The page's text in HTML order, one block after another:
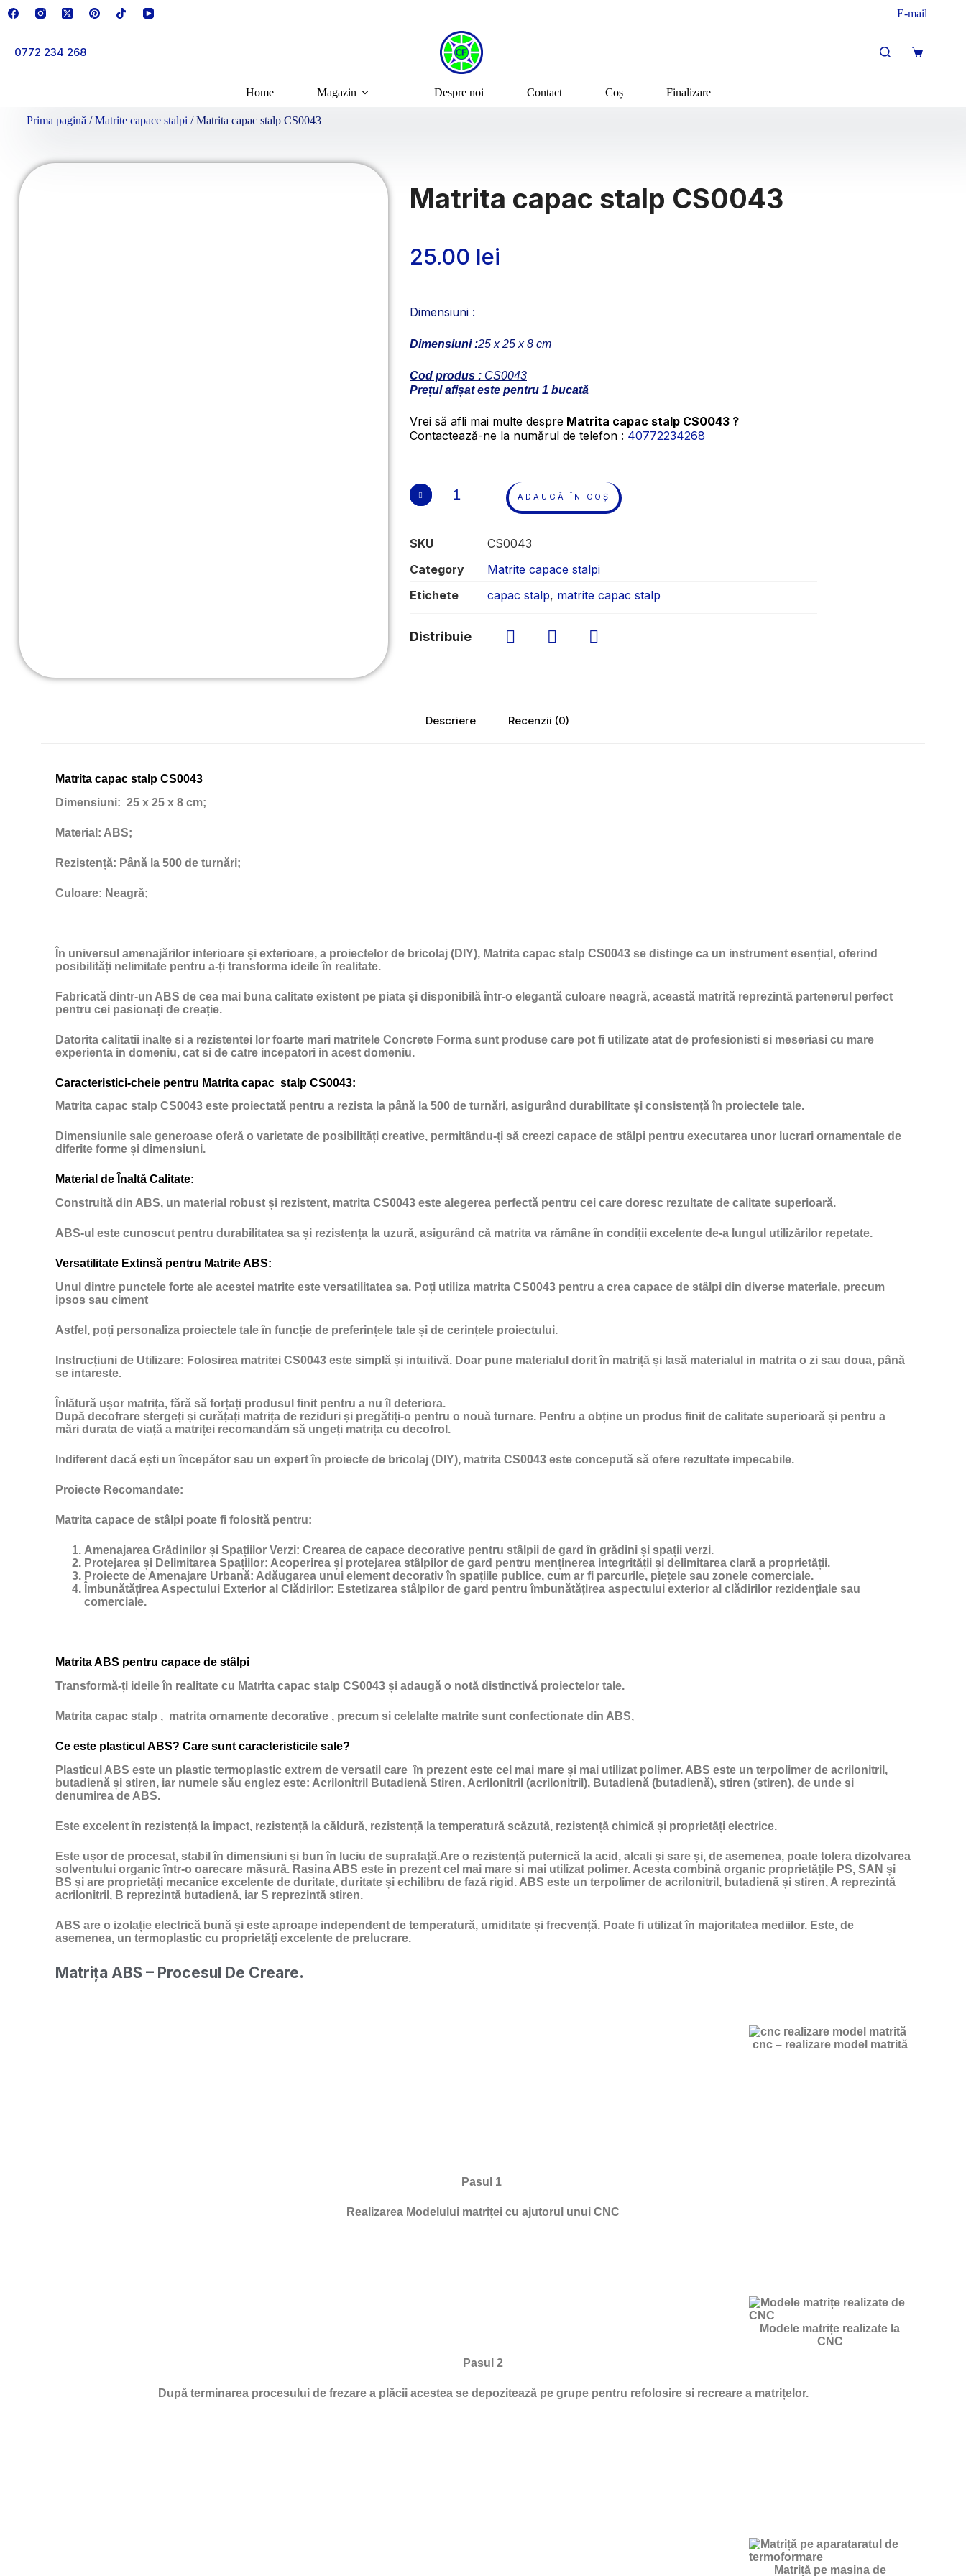
E-mail
0772 234 268
Home Magazin Despre noi Contact Coș Finalizare
Prima pagină /Matrite capace stalpi / Matrita capac stalp CS0043
Matrita capac stalp CS0043
25.00 lei
Dimensiuni :
Dimensiuni :25 x 25 x 8 cm
Cod produs : CS0043
Prețul afișat este pentru 1 bucată
Vrei să afli mai multe despre Matrita capac stalp CS0043 ?
Contactează-ne la numărul de telefon : 40772234268
ADAUGĂ ÎN COȘ
SKU
CS0043
Category
Matrite capace stalpi
Etichete
capac stalp, matrite capac stalp
Distribuie
Descriere Recenzii (0)
Matrita capac stalp CS0043
Dimensiuni: 25 x 25 x 8 cm;
Material: ABS;
Rezistență: Până la 500 de turnări;
Culoare: Neagră;
În universul amenajărilor interioare și exterioare, a proiectelor de bricolaj (DIY), Matrita capac stalp CS0043 se distinge ca un instrument esențial, oferind
posibilități nelimitate pentru a-ți transforma ideile în realitate.
Fabricată dintr-un ABS de cea mai buna calitate existent pe piata și disponibilă într-o elegantă culoare neagră, această matrită reprezintă partenerul perfect
pentru cei pasionați de creație.
Datorita calitatii inalte si a rezistentei lor foarte mari matritele Concrete Forma sunt produse care pot fi utilizate atat de profesionisti si meseriasi cu mare
experienta in domeniu, cat si de catre incepatori in acest domeniu.
Caracteristici-cheie pentru Matrita capac stalp CS0043:
Matrita capac stalp CS0043 este proiectată pentru a rezista la până la 500 de turnări, asigurând durabilitate și consistență în proiectele tale.
Dimensiunile sale generoase oferă o varietate de posibilități creative, permitându-ți să creezi capace de stâlpi pentru executarea unor lucrari ornamentale de
diferite forme și dimensiuni.
Material de Înaltă Calitate:
Construită din ABS, un material robust și rezistent, matrita CS0043 este alegerea perfectă pentru cei care doresc rezultate de calitate superioară.
ABS-ul este cunoscut pentru durabilitatea sa și rezistența la uzură, asigurând că matrita va rămâne în condiții excelente de-a lungul utilizărilor repetate.
Versatilitate Extinsă pentru Matrite ABS:
Unul dintre punctele forte ale acestei matrite este versatilitatea sa. Poți utiliza matrita CS0043 pentru a crea capace de stâlpi din diverse materiale, precum
ipsos sau ciment
Astfel, poți personaliza proiectele tale în funcție de preferințele tale și de cerințele proiectului.
Instrucțiuni de Utilizare: Folosirea matritei CS0043 este simplă și intuitivă. Doar pune materialul dorit în matriță și lasă materialul in matrita o zi sau doua, până
se intareste.
Înlătură ușor matrița, fără să forțați produsul finit pentru a nu îl deteriora.
După decofrare stergeți și curățați matrița de reziduri și pregătiți-o pentru o nouă turnare. Pentru a obține un produs finit de calitate superioară și pentru a
mări durata de viață a matriței recomandăm să ungeți matrița cu decofrol .
Indiferent dacă ești un începător sau un expert în proiecte de bricolaj (DIY), matrita CS0043 este concepută să ofere rezultate impecabile.
Proiecte Recomandate:
Matrita capace de stâlpi poate fi folosită pentru:
Amenajarea Grădinilor și Spațiilor Verzi: Crearea de capace decorative pentru stâlpii de gard în grădini și spații verzi.
Protejarea și Delimitarea Spațiilor: Acoperirea și protejarea stâlpilor de gard pentru menținerea integrității și delimitarea clară a proprietății.
Proiecte de Amenajare Urbană: Adăugarea unui element decorativ în spațiile publice, cum ar fi parcurile, piețele sau zonele comerciale.
Îmbunătățirea Aspectului Exterior al Clădirilor: Estetizarea stâlpilor de gard pentru îmbunătățirea aspectului exterior al clădirilor rezidențiale sau
comerciale.
Matrita ABS pentru capace de stâlpi
Transformă-ți ideile în realitate cu Matrita capac stalp CS0043 și adaugă o notă distinctivă proiectelor tale.
Matrita capac stalp , matrita ornamente decorative , precum si celelalte matrite sunt confectionate din ABS,
Ce este plasticul ABS? Care sunt caracteristicile sale?
Plasticul ABS este un plastic termoplastic extrem de versatil care în prezent este cel mai mare și mai utilizat polimer. ABS este un terpolimer de acrilonitril,
butadienă și stiren, iar numele său englez este: Acrilonitril Butadienă Stiren, Acrilonitril (acrilonitril), Butadienă (butadienă), stiren (stiren), de unde si
denumirea de ABS.
Este excelent în rezistență la impact, rezistență la căldură, rezistență la temperatură scăzută, rezistență chimică și proprietăți electrice.
Este ușor de procesat, stabil în dimensiuni și bun în luciu de suprafață.Are o rezistență puternică la acid, alcali și sare și, de asemenea, poate tolera dizolvarea
solventului organic într-o oarecare măsură. Rasina ABS este in prezent cel mai mare si mai utilizat polimer. Acesta combină organic proprietățile PS, SAN și
BS și are proprietăți mecanice excelente de duritate, duritate și echilibru de fază rigid. ABS este un terpolimer de acrilonitril, butadienă și stiren, A reprezintă
acrilonitril, B reprezintă butadienă, iar S reprezintă stiren.
ABS are o izolație electrică bună și este aproape independent de temperatură, umiditate și frecvență. Poate fi utilizat în majoritatea mediilor. Este, de
asemenea, un termoplastic cu proprietăți excelente de prelucrare.
Matrița ABS – Procesul De Creare.
cnc – realizare model matrită
Pasul 1
Realizarea Modelului matriței cu ajutorul unui CNC
Modele matrițe realizate la
CNC
Pasul 2
După terminarea procesului de frezare a plăcii acestea se depozitează pe grupe pentru refolosire si recreare a matrițelor.
Matriță pe masina de